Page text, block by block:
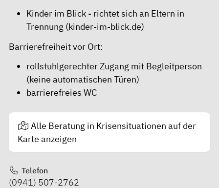
Kinder im Blick - richtet sich an Eltern in
Trennung (kinder-im-blick.de)
Barrierefreiheit vor Ort:
rollstuhlgerechter Zugang mit Begleitperson
(keine automatischen Türen)
barrierefreies WC
Alle Beratung in Krisensituationen auf der
Karte anzeigen
Telefon
(0941) 507-2762